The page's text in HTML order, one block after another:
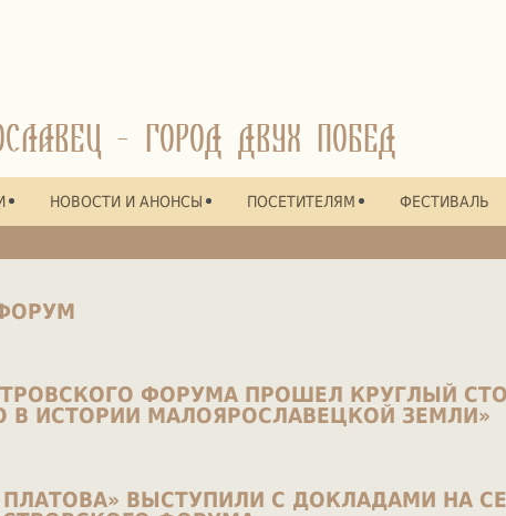
- ГОРОД ДВУХ ПОБЕД
НОВОСТИ И АНОНСЫ ПОСЕТИТЕЛЯМ ФЕСТИВАЛЬ
ФОРУМА ПРОШЕЛ КРУГЛЫЙ
В ИСТОРИИ МАЛОЯРОСЛАВЕЦКОЙ ЗЕМЛИ»
ВЫСТУПИЛИ С ДОКЛАДАМИ НА